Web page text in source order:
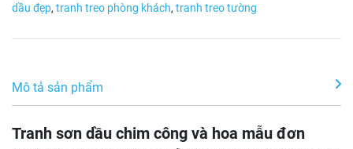
dầu đẹp, tranh treo phòng khách, tranh treo tường
Mô tả sản phẩm
Tranh sơn dầu chim công và hoa mẫu đơn